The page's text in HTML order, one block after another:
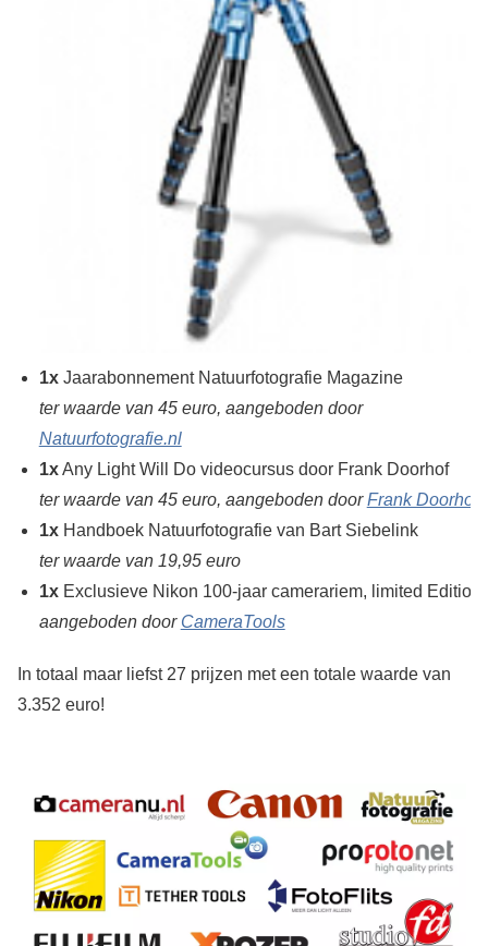
1xJaarabonnement Natuurfotografie Magazine
ter waarde van 45 euro, aangeboden door
Natuurfotografie.nl
1xAny Light Will Do videocursus door Frank Doorhof
ter waarde van 45 euro, aangeboden doorFrank Doorhof
1xHandboek Natuurfotografie van Bart Siebelink
ter waarde van 19,95 euro
1xExclusieve Nikon 100-jaar camerariem, limited Edition
aangeboden door CameraTools
In totaal maar liefst 27 prijzen met een totale waarde van
3.352 euro!